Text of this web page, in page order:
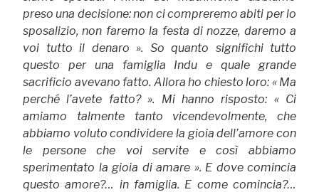
preso una decisione: non ci compreremo abiti per lo
sposali­zio, non faremo la festa di nozze, daremo a
voi tutto il denaro ». So quanto significhi tutto
questo per una fa­miglia Indu e quale grande
sacrificio avevano fatto. Allora ho chiesto loro: « Ma
perché l’avete fatto? ». Mi hanno risposto: « Ci
amiamo talmente tanto vicen­devolmente, che
abbiamo voluto condividere la gioia dell’amore con
le persone che voi servite e così abbia­mo
sperimentato la gioia di amare ». E dove comincia
questo amore?… in famiglia. E come comincia?…